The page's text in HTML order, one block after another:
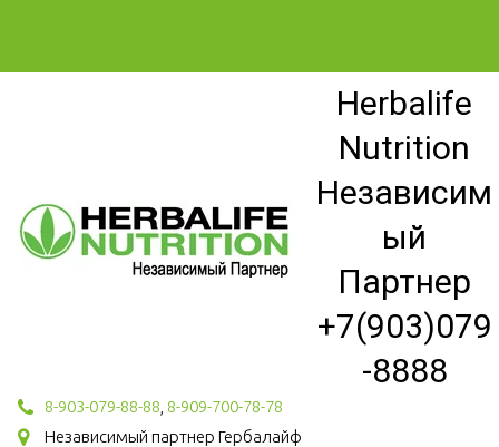
Herbalife
Nutrition
Независим
ый
Партнер
+7(903)079
-8888
8-903-079-88-88 8-909-700-78-78
Независимый партнер Гербалайф